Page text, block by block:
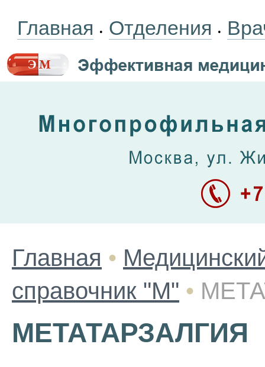
Главная • Отделения •
Главная •
справочник "М" •
МЕТАТАРЗАЛГИЯ